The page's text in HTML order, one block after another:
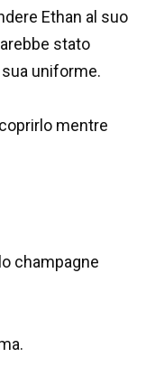
Ethan al suo
stato
uniforme.
mentre
champagne